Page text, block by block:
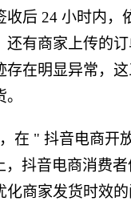
收后 24 小时内，
还有商家上传的订
存在明显异常，
在 " 抖音电商开
，抖音电商消费
化商家发货时效